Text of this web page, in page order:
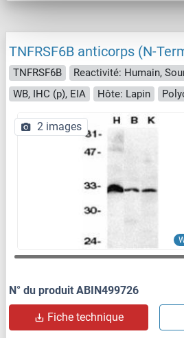
TNFRSF6B anticorps (N-
TNFRSF6B
Reactivité: Humain,
WB, IHC (p), EIA
Hôte: Lapin
2 images
N° du produit ABIN499726
Fiche technique